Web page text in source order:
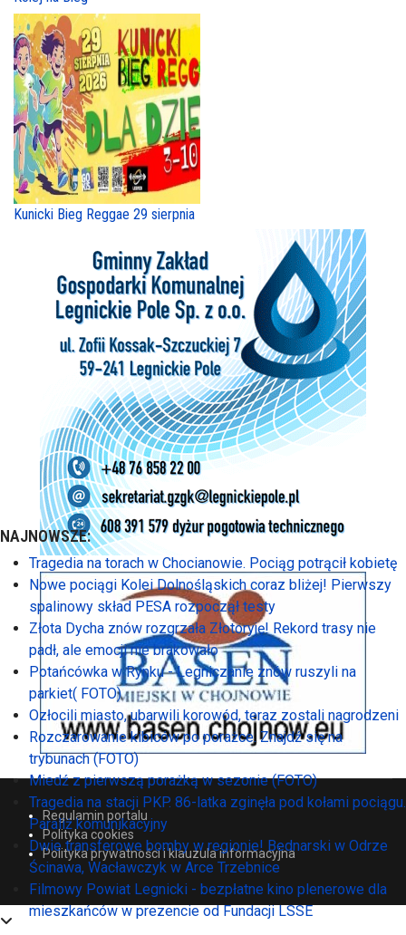
Kunicki Bieg Reggae 29 sierpnia
Regulamin portalu
Polityka cookies
Polityka prywatności i klauzula informacyjna
NAJNOWSZE:
Tragedia na torach w Chocianowie. Pociąg potrącił kobietę
Nowe pociągi Kolei Dolnośląskich coraz bliżej! Pierwszy
spalinowy skład PESA rozpoczął testy
Złota Dycha znów rozgrzała Złotoryję! Rekord trasy nie
padł, ale emocji nie brakowało
Potańcówka w Rynku - Legniczanie znów ruszyli na
parkiet( FOTO)
Ozłocili miasto, ubarwili korowód, teraz zostali nagrodzeni
Rozczarowanie kibiców po porażce. Znajdź się na
trybunach (FOTO)
Miedź z pierwszą porażką w sezonie (FOTO)
Tragedia na stacji PKP. 86-latka zginęła pod kołami pociągu.
Paraliż komunikacyjny
Dwie transferowe bomby w regionie! Bednarski w Odrze
Ścinawa, Wacławczyk w Arce Trzebnice
Filmowy Powiat Legnicki - bezpłatne kino plenerowe dla
mieszkańców w prezencie od Fundacji LSSE